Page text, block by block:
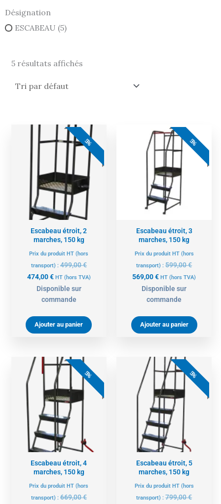
Désignation
ESCABEAU (5)
5 résultats affichés
5%
Escabeau étroit, 2
marches, 150 kg
Prix du produit HT (hors
transport) : 499,00€
Le
prix
initial
était :
499,00 €.
474,00€
Le
prix
actuel
est :
474,00 €.
HT (hors TVA)
Disponible sur
commande
Ajouter au panier
5%
Escabeau étroit, 3
marches, 150 kg
Prix du produit HT (hors
transport) :599,00€
prix
initial
était :
569,00€
Le
prix
actuel
569,00 €.
HT (hors TVA)
Disponible sur
commande
Ajouter au panier
5%
Escabeau étroit, 4
marches, 150 kg
Prix du produit HT (hors
transport) : 669,00€
prix
initial
était :
Le
prix
actuel
est :
635,00 €.
5%
Escabeau étroit, 5
marches, 150 kg
Prix du produit HT (hors
transport) :799,00€
prix
initial
était :
prix
actuel
est :
759,00 €.